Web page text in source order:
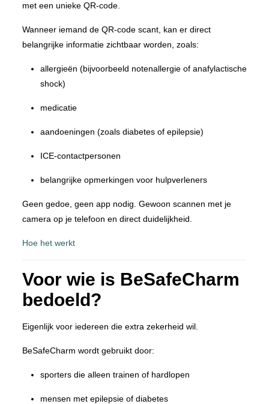
met een unieke QR-code.
Wanneer iemand de QR-code scant, kan er direct
belangrijke informatie zichtbaar worden, zoals:
allergieën (bijvoorbeeld notenallergie of anafylactische
shock)
medicatie
aandoeningen (zoals diabetes of epilepsie)
ICE-contactpersonen
belangrijke opmerkingen voor hulpverleners
Geen gedoe, geen app nodig. Gewoon scannen met je
camera op je telefoon en direct duidelijkheid.
Hoe het werkt
Voor wie is BeSafeCharm
bedoeld?
Eigenlijk voor iedereen die extra zekerheid wil.
BeSafeCharm wordt gebruikt door:
sporters die alleen trainen of hardlopen
mensen met epilepsie of diabetes